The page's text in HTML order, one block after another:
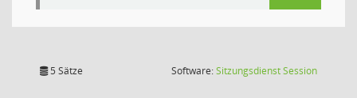
5 Sätze Software:SitzungsdienstSession(Wird in